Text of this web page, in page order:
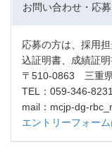
お問い合わせ・応募
応募の方は、採用
込証明書、成績証明
〒510-0863 三重
TEL：059-346-
mail：mcjp-dg-
エントリーフォー